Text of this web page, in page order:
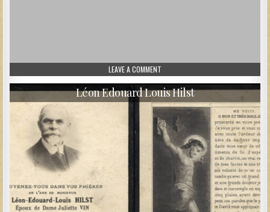
LEAVE A COMMENT
Léon Edouard Louis Hilst